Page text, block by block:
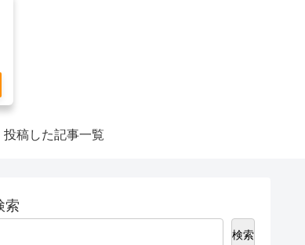
投稿した記事一覧
索
検索